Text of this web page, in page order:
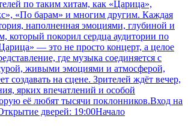
по таким хитам, как «Царица»,
«По барам» и многим другим. Каждая
наполненная эмоциями, глубиной и
который покорил сердца аудитории по
— это не просто концерт, а целое
где музыка соединяется с
живыми эмоциями и атмосферой,
создавать на сцене. Зрителей ждёт вечер,
ярких впечатлений и особой
её любят тысячи поклонников.Вход на
дверей: 19:00Начало